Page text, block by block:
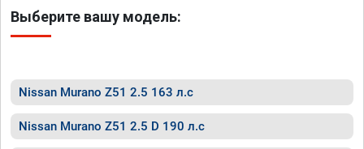
Выберите вашу модель:
Nissan Murano Z51 2.5 163 л.с
Nissan Murano Z51 2.5 D 190 л.с